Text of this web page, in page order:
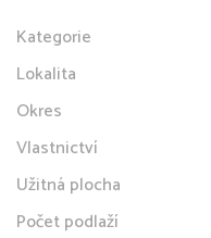
Kategorie
Lokalita
Okres
Vlastnictví
Užitná plocha
Počet podlaží